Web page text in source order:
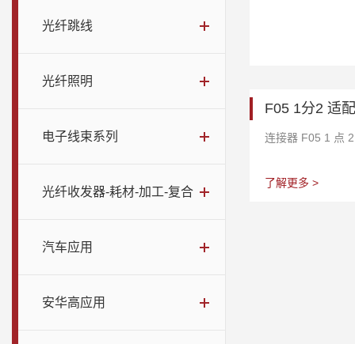
光纤跳线
光纤照明
电子线束系列
光纤收发器-耗材-加工-复合
汽车应用
安华高应用
F05 1分2 适
连接器 F05 1 点
了解更多 >